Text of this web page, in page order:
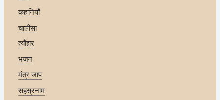
कहानियाँ
चालीसा
त्यौहार
भजन
मंत्र जाप
सहस्रनाम